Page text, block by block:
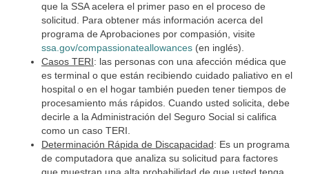
que la SSA acelera el primer paso en el proceso de
solicitud. Para obtener más información acerca del
programa de Aprobaciones por compasión, visite
ssa.gov/compassionateallowances (en inglés).
Casos TERI: las personas con una afección médica que
es terminal o que están recibiendo cuidado paliativo en el
hospital o en el hogar también pueden tener tiempos de
procesamiento más rápidos. Cuando usted solicita, debe
decirle a la Administración del Seguro Social si califica
como un caso TERI.
Determinación Rápida de Discapacidad: Es un programa
de computadora que analiza su solicitud para factores